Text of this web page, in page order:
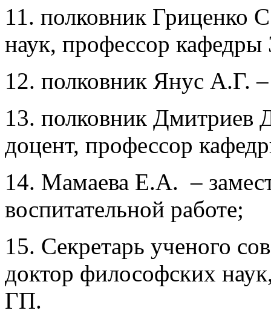
11. полковник Гриценко
наук, профессор
12. полковник Янус А.Г.
13. полковник Дмитриев
доцент, профессор
14. Мамаева Е.А. –
воспитательной работе;
15. Секретарь ученого
доктор философских
ГП.